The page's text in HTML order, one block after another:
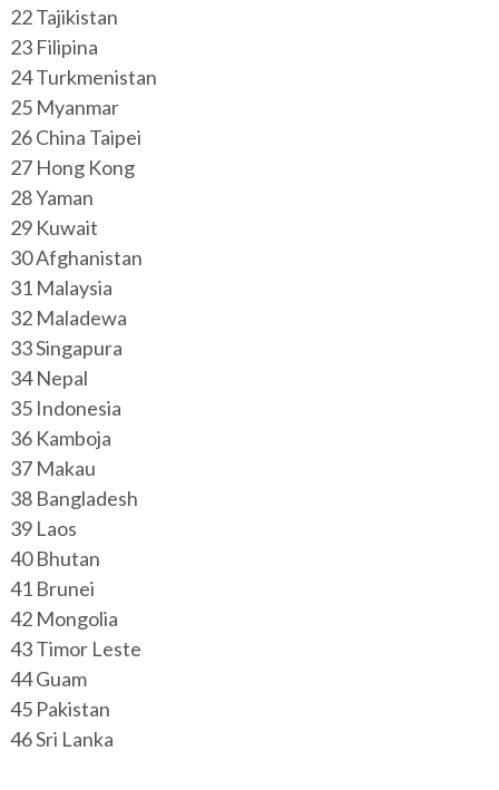
22 Tajikistan
23 Filipina
24 Turkmenistan
25 Myanmar
26 China Taipei
27 Hong Kong
28 Yaman
29 Kuwait
30 Afghanistan
31 Malaysia
32 Maladewa
33 Singapura
34 Nepal
35 Indonesia
36 Kamboja
37 Makau
38 Bangladesh
39 Laos
40 Bhutan
41 Brunei
42 Mongolia
43 Timor Leste
44 Guam
45 Pakistan
46 Sri Lanka